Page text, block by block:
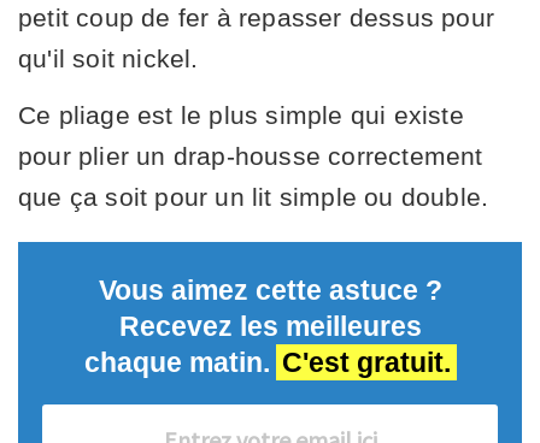
petit coup de fer à repasser dessus pour
qu'il soit nickel.
Ce pliage est le plus simple qui existe
pour plier un drap-housse correctement
que ça soit pour un lit simple ou double.
Vous aimez cette astuce ?
Recevez les meilleures
chaque matin. C'est gratuit.